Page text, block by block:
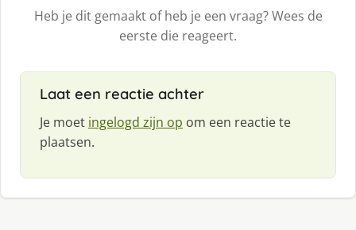
Heb je dit gemaakt of heb je een vraag? Wees de
eerste die reageert.
Laat een reactie achter
Je moet ingelogd zijn op om een reactie te
plaatsen.